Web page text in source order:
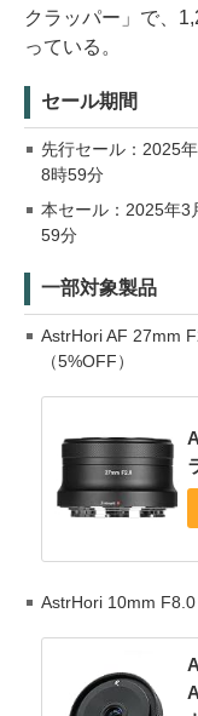
クラッパー」で、
っている。
セール期間
先行セール：2025
8時59分
本セール：2025年3
59分
一部対象製品
AstrHori AF 27mm
（5%OFF）
AstrHori 10mm